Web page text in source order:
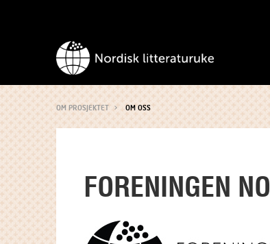
OM PROSJEKTET OM OSS
FORENINGEN